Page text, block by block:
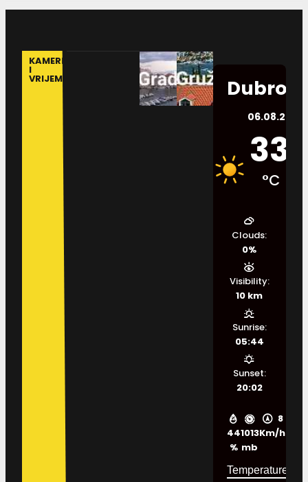
KAMERE
I
VRIJEME
06.08.2026.
33
°C
44
%
1013
mb
8
Km/h
Clouds:
0%
Visibility:
10 km
Sunrise:
05:44
Sunset:
20:02